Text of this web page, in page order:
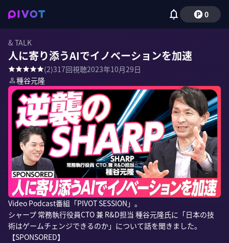
0
& TALK
人に寄り添うAIでイノベーションを加速
(2)317回視聴2023年10月29日
種谷元隆
Video Podcast番組「PIVOT SESSION」。
シャープ 常務執行役員CTO 兼 R&D担当 種谷元隆氏に「日本の技
術はゲームチェンジできるのか」について話を聞きました。
【SPONSORED】